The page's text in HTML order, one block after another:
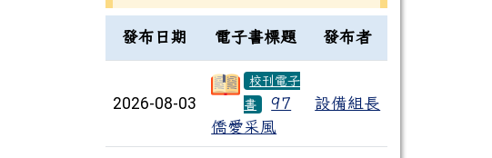
電子書列表
發布日期 電子書標題 發布者
2026-08-03
校刊電子
書
97
僑愛采風
設備組長